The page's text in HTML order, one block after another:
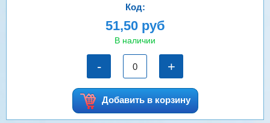
Код:
51,50 руб
В наличии
- +
Добавить в корзину